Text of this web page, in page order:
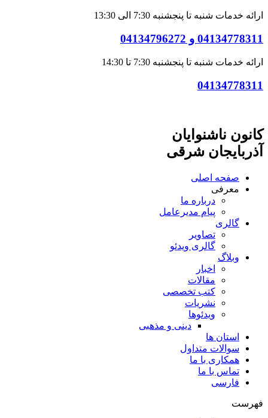
ارائه خدمات شنبه تا پنجشنبه 7:30 الی 13:30
04134778311 و 04134796272
ارائه خدمات شنبه تا پنجشنبه 7:30 تا 14:30
04134778311
کانون ناشنوایان
آذربایجان شرقی
صفحه اصلی
معرفی
درباره ما
پیام مدیرعامل
گالری
تصاویر
گالری ویدئو
وبلاگ
اخبار
مقالات
کتب تخصصی
نشریات
ویدئوها
دینی و مذهبی
استان ها
سوالات متداول
همکاری با ما
تماس با ما
فارسی
فهرست